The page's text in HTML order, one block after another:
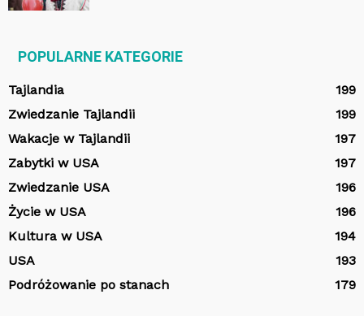
POPULARNE KATEGORIE
Tajlandia
199
Zwiedzanie Tajlandii
199
Wakacje w Tajlandii
197
Zabytki w USA
197
Zwiedzanie USA
196
Życie w USA
196
Kultura w USA
194
USA
193
Podróżowanie po stanach
179